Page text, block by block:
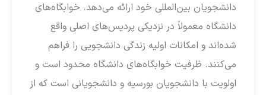
دانشجویان بین‌المللی خود ارائه می‌دهد. خوابگاه‌های
دانشگاه معمولاً در نزدیکی پردیس‌های اصلی واقع
شده‌اند و امکانات اولیه زندگی دانشجویی را فراهم
می‌کنند. ظرفیت خوابگاه‌های دانشگاه محدود است و
اولویت با دانشجویان بورسیه و دانشجویانی است که از